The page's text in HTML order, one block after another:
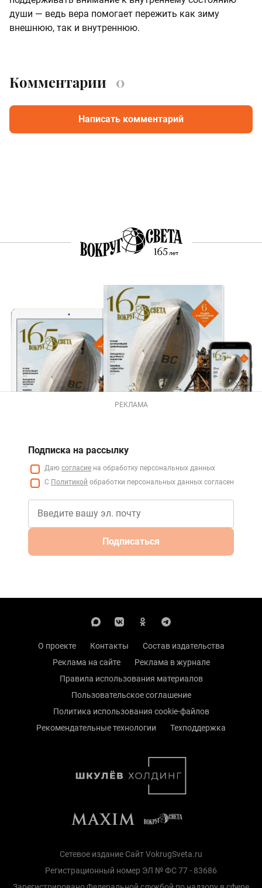
души — ведь вера помогает пережить как зиму
внешнюю, так и внутреннюю.
Комментарии 0
Написать комментарий
РЕКЛАМА
Подписка на рассылку
Даю согласие на обработку персональных данных
С Политикой обработки персональных данных согласен
Подписаться
О проекте Контакты
Состав издательства
Реклама на сайте
Реклама в журнале
Правила использования материалов
Пользовательское соглашение
Политика использования cookie-файлов
Рекомендательные технологии
Техподдержка
Сетевое издание Сайт VokrugSveta.ru
Регистрационный номер ЭЛ № ФС 77 - 83686